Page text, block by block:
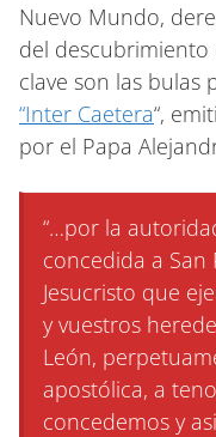
Nuevo Mundo,
del descubrimiento
clave son las bulas
“Inter Caetera“,
por el Papa
“…por la
concedida a San
Jesucristo que
y vuestros
León,
apostólica, a
concedemos y